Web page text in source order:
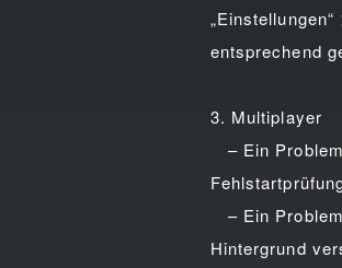
entsprechend
3. Multiplayer
– Ein
– Ein
Hintergrund